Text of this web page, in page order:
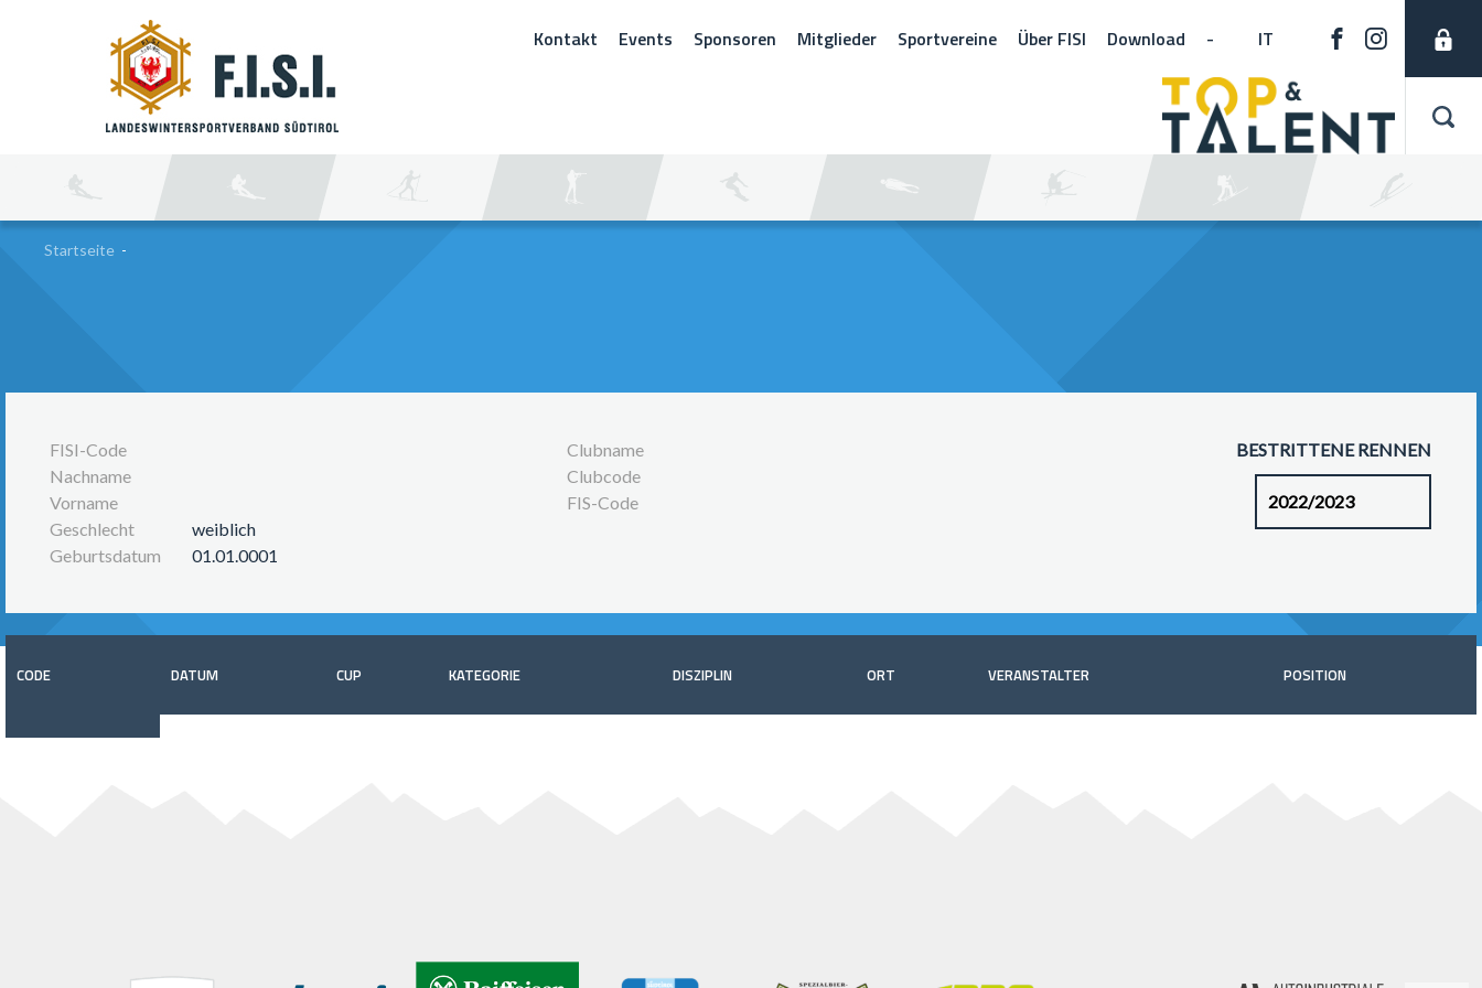
Kontakt Events Sponsoren Mitglieder Sportvereine Über FISI Download - IT
Startseite -
FISI-Code
Nachname
Vorname
Geschlecht
weiblich
Geburtsdatum
01.01.0001
Clubname
Clubcode
FIS-Code
BESTRITTENE RENNEN
CODE DATUM CUP KATEGORIE DISZIPLIN ORT VERANSTALTER POSITION